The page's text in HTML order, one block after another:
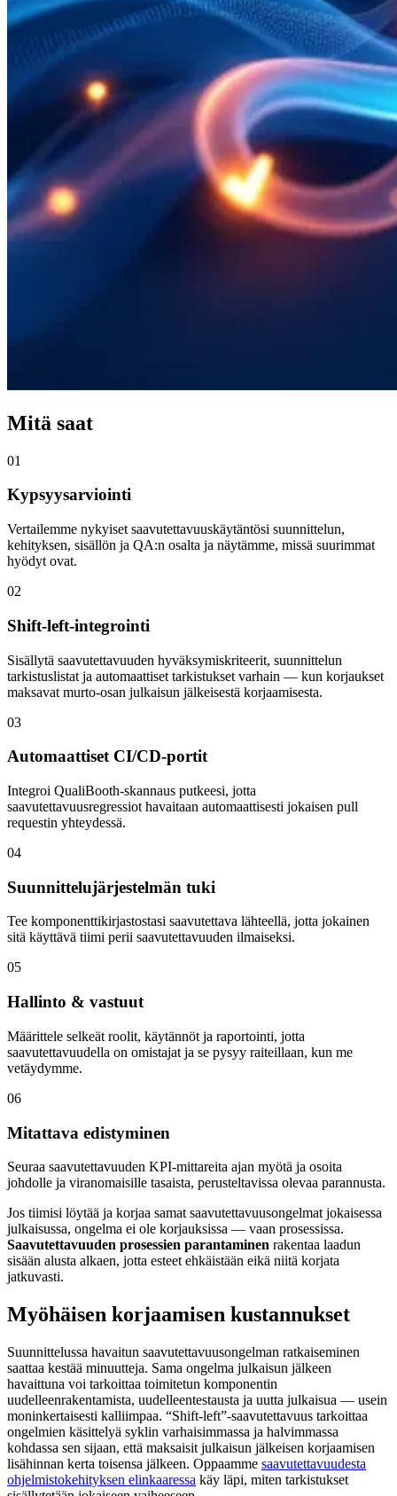
Mitä saat
01
Kypsyysarviointi
Vertailemme nykyiset saavutettavuuskäytäntösi suunnittelun,
kehityksen, sisällön ja QA:n osalta ja näytämme, missä suurimmat
hyödyt ovat.
02
Shift-left-integrointi
Sisällytä saavutettavuuden hyväksymiskriteerit, suunnittelun
tarkistuslistat ja automaattiset tarkistukset varhain — kun korjaukset
maksavat murto-osan julkaisun jälkeisestä korjaamisesta.
03
Automaattiset CI/CD-portit
Integroi QualiBooth-skannaus putkeesi, jotta
saavutettavuusregressiot havaitaan automaattisesti jokaisen pull
requestin yhteydessä.
04
Suunnittelujärjestelmän tuki
Tee komponenttikirjastostasi saavutettava lähteellä, jotta jokainen
sitä käyttävä tiimi perii saavutettavuuden ilmaiseksi.
05
Hallinto & vastuut
Määrittele selkeät roolit, käytännöt ja raportointi, jotta
saavutettavuudella on omistajat ja se pysyy raiteillaan, kun me
vetäydymme.
06
Mitattava edistyminen
Seuraa saavutettavuuden KPI-mittareita ajan myötä ja osoita
johdolle ja viranomaisille tasaista, perusteltavissa olevaa parannusta.
Jos tiimisi löytää ja korjaa samat saavutettavuusongelmat jokaisessa
julkaisussa, ongelma ei ole korjauksissa — vaan prosessissa.
Saavutettavuuden prosessien parantaminen rakentaa laadun
sisään alusta alkaen, jotta esteet ehkäistään eikä niitä korjata
jatkuvasti.
Myöhäisen korjaamisen kustannukset
Suunnittelussa havaitun saavutettavuusongelman ratkaiseminen
saattaa kestää minuutteja. Sama ongelma julkaisun jälkeen
havaittuna voi tarkoittaa toimitetun komponentin
uudelleenrakentamista, uudelleentestausta ja uutta julkaisua — usein
moninkertaisesti kalliimpaa. “Shift-left”-saavutettavuus tarkoittaa
ongelmien käsittelyä syklin varhaisimmassa ja halvimmassa
kohdassa sen sijaan, että maksaisit julkaisun jälkeisen korjaamisen
lisähinnan kerta toisensa jälkeen. Oppaamme saavutettavuudesta
ohjelmistokehityksen elinkaaressa käy läpi, miten tarkistukset